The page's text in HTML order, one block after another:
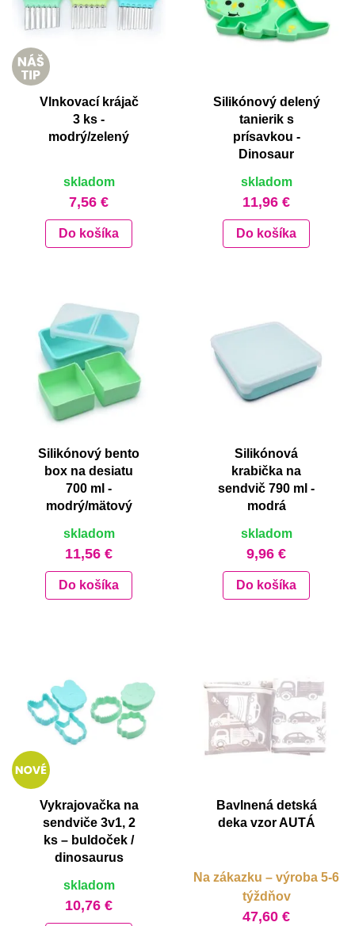
Vlnkovací krájač
3 ks -
modrý/zelený
skladom
7,56 €
Do košíka
Silikónový delený
tanierik s
prísavkou -
Dinosaur
skladom
11,96 €
Do košíka
Silikónový bento
box na desiatu
700 ml -
modrý/mätový
skladom
11,56 €
Do košíka
Silikónová
krabička na
sendvič 790 ml -
modrá
skladom
9,96 €
Do košíka
Vykrajovačka na
sendviče 3v1, 2
ks – buldoček /
dinosaurus
skladom
10,76 €
Bavlnená detská
deka vzor AUTÁ
Na zákazku – výroba 5-6
týždňov
47,60 €